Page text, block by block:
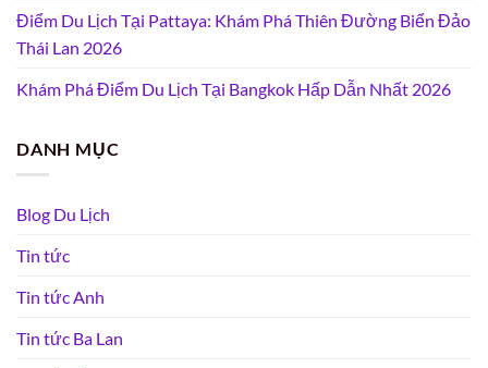
Điểm Du Lịch Tại Pattaya: Khám Phá Thiên Đường Biển Đảo
Thái Lan 2026
Khám Phá Điểm Du Lịch Tại Bangkok Hấp Dẫn Nhất 2026
DANH MỤC
Blog Du Lịch
Tin tức
Tin tức Anh
Tin tức Ba Lan